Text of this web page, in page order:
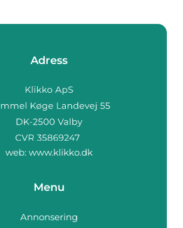
Adress
web: www.klikko.dk
Menu
Annonsering